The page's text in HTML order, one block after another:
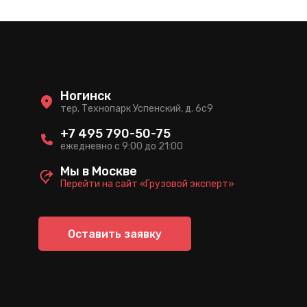
Оставить заявку
тер. Технопарк Успенский, д. 6c9
Ногинск
ежедневно с 9:00 до 21:00
+7 495 790-50-75
Перейти на сайт «Грузовой эксперт»
Мы в Москве